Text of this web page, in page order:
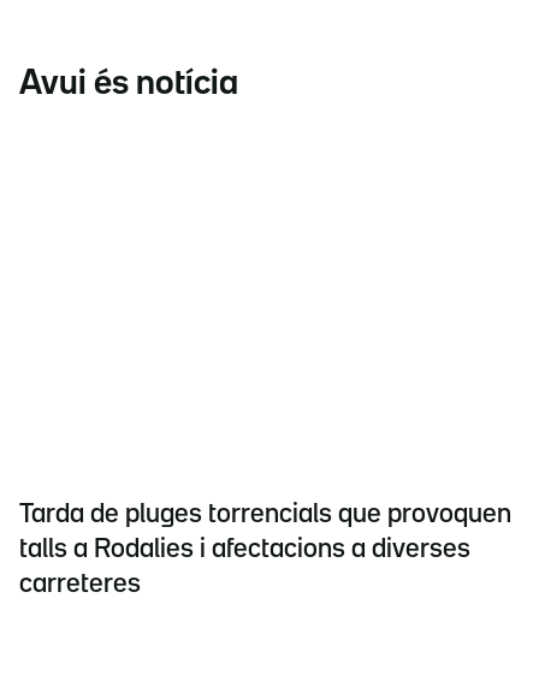
Avui és notícia
Tarda de pluges torrencials que provoquen
talls a Rodalies i afectacions a diverses
carreteres